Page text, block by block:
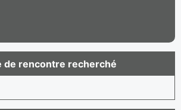
de rencontre recherché